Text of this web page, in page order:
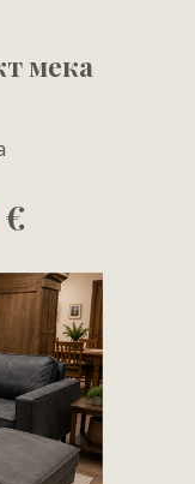
мека
€